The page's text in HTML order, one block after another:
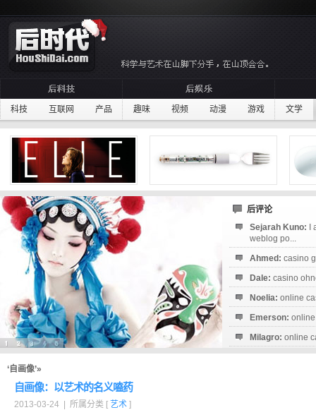
科技 互联网 产品 趣味 视频 动漫 游戏 文学
后评论
Sejarah Kuno:
weblog po...
Ahmed: casino
Dale: casino
Noelia: online
Emerson:
Milagro: online
‘自画像’»
自画像：以艺术的名义嗑药
2013-03-24 | 所属分类 [ 艺术 ]